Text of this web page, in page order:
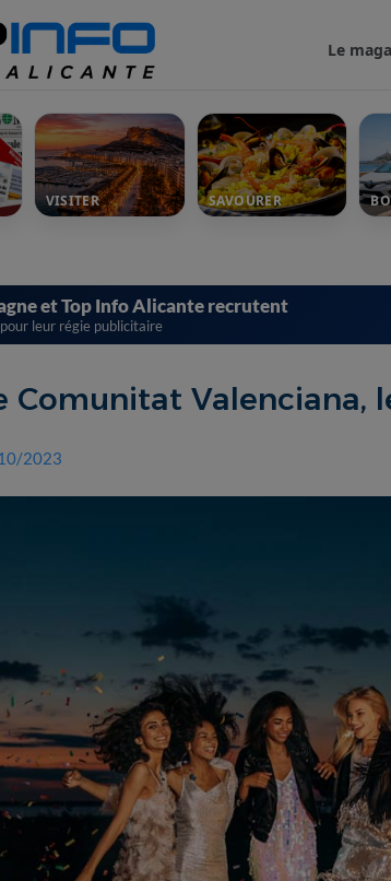
Le
VISITER SAVOURER
et Top Info Alicante recrutent
leur régie publicitaire
Comunitat Valenciana,
2023